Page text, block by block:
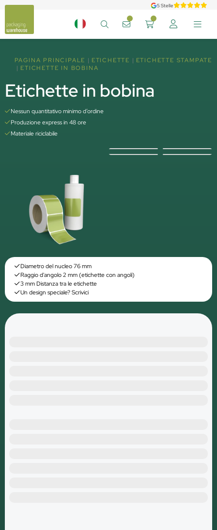
5 Stelle
PAGINA PRINCIPALE ETICHETTE
ETICHETTE STAMPATE
ETICHETTE IN BOBINA
Etichette in bobina
Nessun quantitativo minimo d’ordine
Produzione express in 48 ore
Materiale riciclabile
Diametro del nucleo 76 mm
Raggio d'angolo 2 mm (etichette con angoli)
3 mm Distanza tra le etichette
Un design speciale? Scrivici